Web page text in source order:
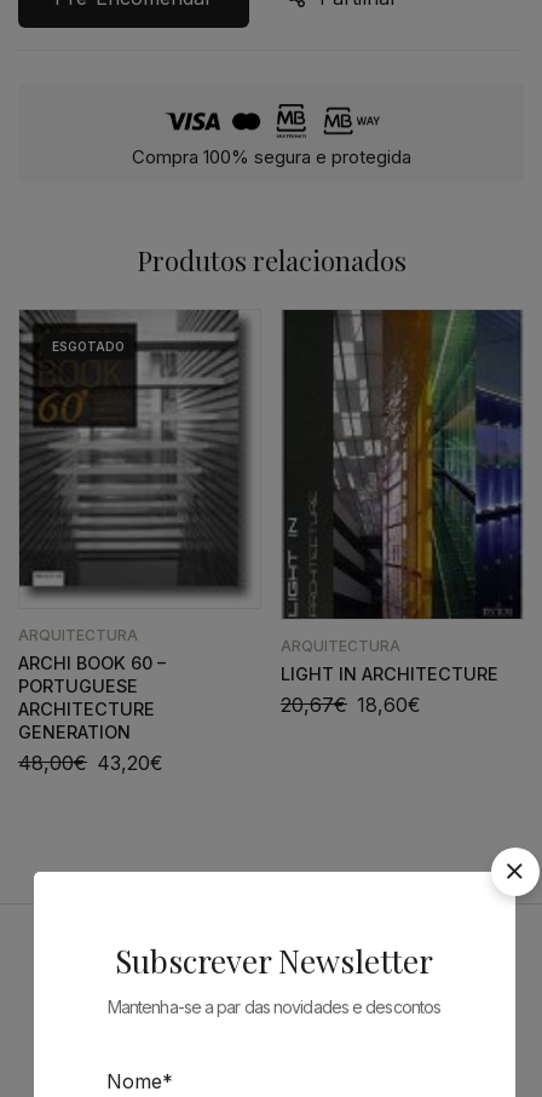
Compra 100% segura e protegida
Produtos relacionados
ESGOTADO
ARQUITECTURA
ARCHI BOOK 60 –
PORTUGUESE
ARCHITECTURE
GENERATION
48,00€ 43,20€
ARQUITECTURA
LIGHT IN ARCHITECTURE
20,67€ 18,60€
Patrocinadores
Subscrever Newsletter
Mantenha-se a par das novidades e descontos